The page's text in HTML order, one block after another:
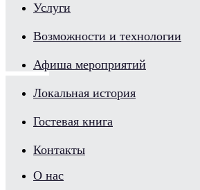
Услуги
Возможности и технологии
Афиша мероприятий
Локальная история
Гостевая книга
Контакты
О нас